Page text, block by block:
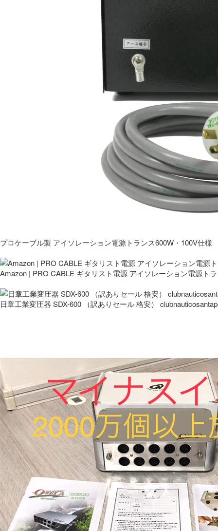
プロケーブル製 アイソレーション電源トランス600W・100V仕様
Amazon | PRO CABLE ギタリスト電源 アイソレーション電源ト
日章工業変圧器 SDX-600 （訳ありセール 格安）